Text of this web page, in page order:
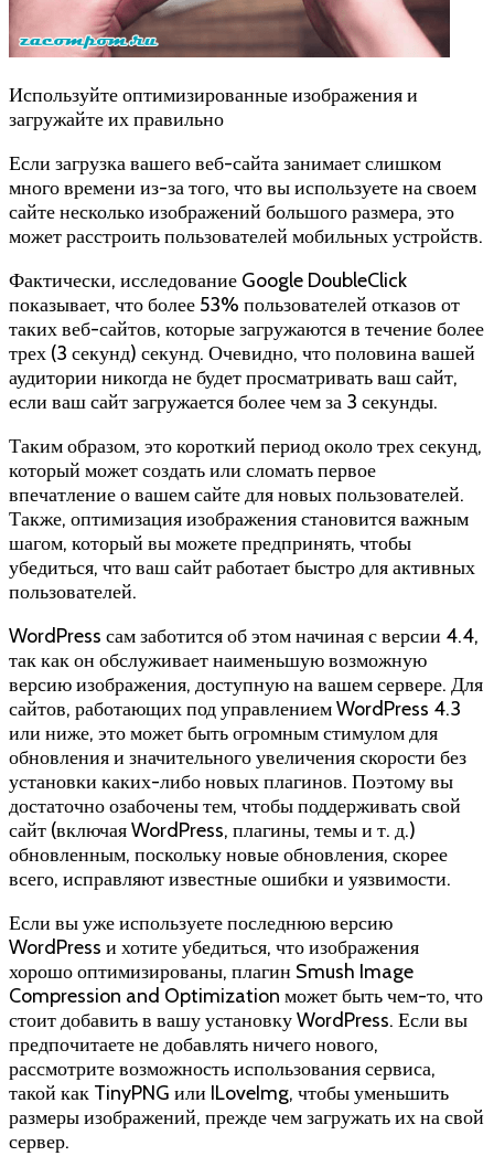
Используйте оптимизированные изображения и
загружайте их правильно
Если загрузка вашего веб-сайта занимает слишком
много времени из-за того, что вы используете на своем
сайте несколько изображений большого размера, это
может расстроить пользователей мобильных устройств.
Фактически, исследование Google DoubleClick
показывает, что более 53% пользователей отказов от
таких веб-сайтов, которые загружаются в течение более
трех (3 секунд) секунд. Очевидно, что половина вашей
аудитории никогда не будет просматривать ваш сайт,
если ваш сайт загружается более чем за 3 секунды.
Таким образом, это короткий период около трех секунд,
который может создать или сломать первое
впечатление о вашем сайте для новых пользователей.
Также, оптимизация изображения становится важным
шагом, который вы можете предпринять, чтобы
убедиться, что ваш сайт работает быстро для активных
пользователей.
WordPress сам заботится об этом начиная с версии 4.4,
так как он обслуживает наименьшую возможную
версию изображения, доступную на вашем сервере. Для
сайтов, работающих под управлением WordPress 4.3
или ниже, это может быть огромным стимулом для
обновления и значительного увеличения скорости без
установки каких-либо новых плагинов. Поэтому вы
достаточно озабочены тем, чтобы поддерживать свой
сайт (включая WordPress, плагины, темы и т. д.)
обновленным, поскольку новые обновления, скорее
всего, исправляют известные ошибки и уязвимости.
Если вы уже используете последнюю версию
WordPress и хотите убедиться, что изображения
хорошо оптимизированы, плагин Smush Image
Compression and Optimization может быть чем-то, что
стоит добавить в вашу установку WordPress. Если вы
предпочитаете не добавлять ничего нового,
рассмотрите возможность использования сервиса,
такой как TinyPNG или ILoveImg, чтобы уменьшить
размеры изображений, прежде чем загружать их на свой
сервер.